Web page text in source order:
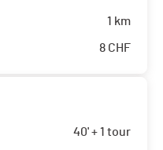
1 km
8 CHF
40' + 1 tour